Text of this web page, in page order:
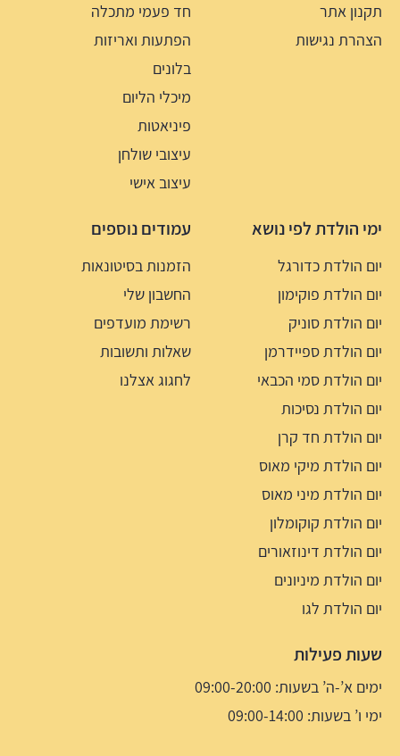
תקנון אתר
הצהרת נגישות
חד פעמי מתכלה
הפתעות ואריזות
בלונים
מיכלי הליום
פיניאטות
עיצובי שולחן
עיצוב אישי
ימי הולדת לפי נושא
יום הולדת כדורגל
יום הולדת פוקימון
יום הולדת סוניק
יום הולדת ספיידרמן
יום הולדת סמי הכבאי
יום הולדת נסיכות
יום הולדת חד קרן
יום הולדת מיקי מאוס
יום הולדת מיני מאוס
יום הולדת קוקומלון
יום הולדת דינוזאורים
יום הולדת מיניונים
יום הולדת לגו
עמודים נוספים
הזמנות בסיטונאות
החשבון שלי
רשימת מועדפים
שאלות ותשובות
לחגוג אצלנו
שעות פעילות
ימים א’-ה’ בשעות: 09:00-20:00
ימי ו’ בשעות: 09:00-14:00